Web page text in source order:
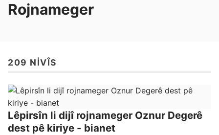
Rojnameger
209 NIVÎS
Lêpirsîn li dijî rojnameger Oznur Degerê
dest pê kiriye - bianet